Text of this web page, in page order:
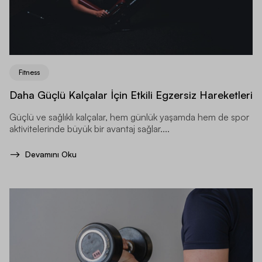
Fitness
Daha Güçlü Kalçalar İçin Etkili Egzersiz Hareketleri
Güçlü ve sağlıklı kalçalar, hem günlük yaşamda hem de spor
aktivitelerinde büyük bir avantaj sağlar....
Devamını Oku